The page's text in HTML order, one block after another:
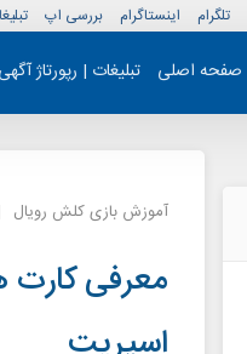
تلگرام اینستاگرام بررسی اپ
صفحه اصلی تبلیغات | رپورتاژ
آموزش بازی کلش رویال